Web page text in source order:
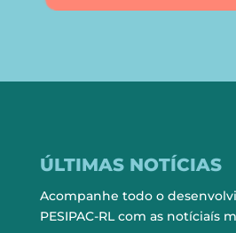
ÚLTIMAS NOTÍCIAS
Acompanhe todo o
PESIPAC-RL com as notíciaís